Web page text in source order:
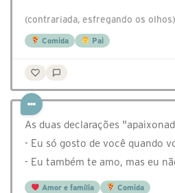
(contrariada, esfregando os olhos)
Comida Pai
As duas declarações
- Eu só gosto de você quando
- Eu também te amo, mas eu
Amor e família Comida